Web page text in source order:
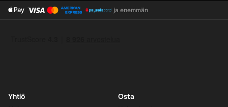
ja enemmän
Yhtiö
Osta